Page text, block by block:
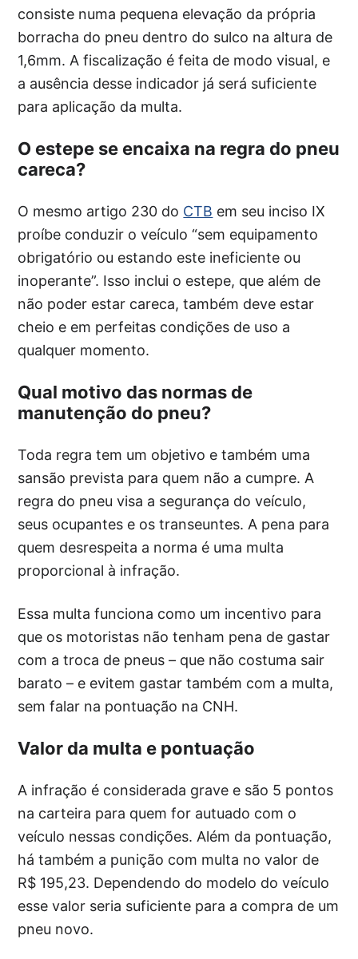
consiste numa pequena elevação da própria
borracha do pneu dentro do sulco na altura de
1,6mm. A fiscalização é feita de modo visual, e
a ausência desse indicador já será suficiente
para aplicação da multa.
O estepe se encaixa na regra do pneu
careca?
O mesmo artigo 230 do CTB em seu inciso IX
proíbe conduzir o veículo “sem equipamento
obrigatório ou estando este ineficiente ou
inoperante”. Isso inclui o estepe, que além de
não poder estar careca, também deve estar
cheio e em perfeitas condições de uso a
qualquer momento.
Qual motivo das normas de
manutenção do pneu?
Toda regra tem um objetivo e também uma
sansão prevista para quem não a cumpre. A
regra do pneu visa a segurança do veículo,
seus ocupantes e os transeuntes. A pena para
quem desrespeita a norma é uma multa
proporcional à infração.
Essa multa funciona como um incentivo para
que os motoristas não tenham pena de gastar
com a troca de pneus – que não costuma sair
barato – e evitem gastar também com a multa,
sem falar na pontuação na CNH.
Valor da multa e pontuação
A infração é considerada grave e são 5 pontos
na carteira para quem for autuado com o
veículo nessas condições. Além da pontuação,
há também a punição com multa no valor de
R$ 195,23. Dependendo do modelo do veículo
esse valor seria suficiente para a compra de um
pneu novo.